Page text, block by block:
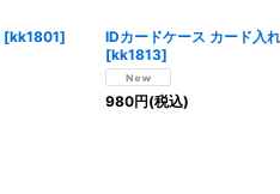
[kk1801]
IDカードケース カード入
[kk1813]
980円(税込)